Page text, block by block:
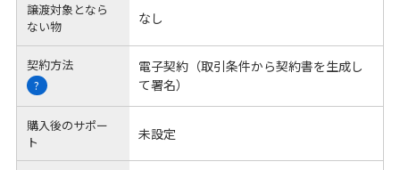
譲渡対象となら
ない物
なし
契約方法
?
電子契約（取引条件から契約書を生成し
て署名）
購入後のサポー
ト
未設定